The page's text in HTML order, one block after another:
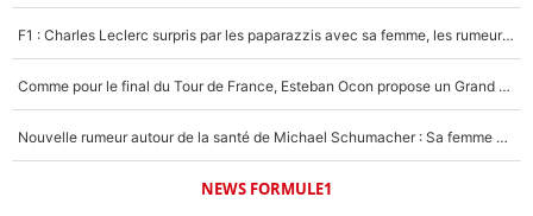
F1 : Charles Leclerc surpris par les paparazzis avec sa femme, les rumeurs étaient vraies !
Comme pour le final du Tour de France, Esteban Ocon propose un Grand Prix de Formule 1 à Paris : «Autour de l’Arc de Triomphe, ce serait génial» !
Nouvelle rumeur autour de la santé de Michael Schumacher : Sa femme Corinna sort du silence
NEWS FORMULE1